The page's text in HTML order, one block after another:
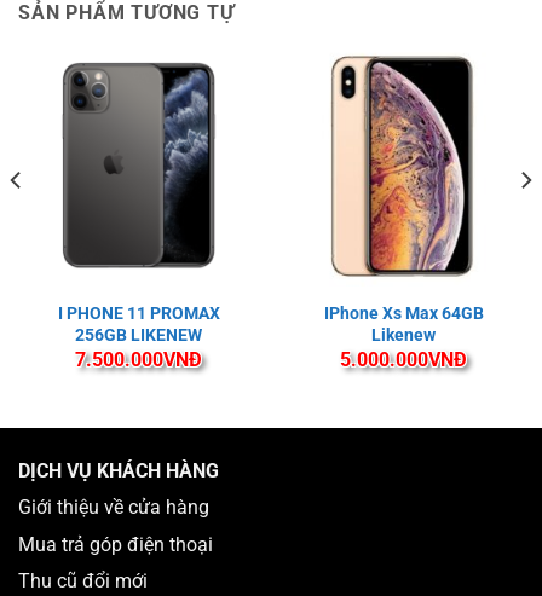
SẢN PHẨM TƯƠNG TỰ
I PHONE 11 PROMAX
256GB LIKENEW
7.500.000VNĐ
IPhone Xs Max 64GB
Likenew
5.000.000VNĐ
DỊCH VỤ KHÁCH HÀNG
Giới thiệu về cửa hàng
Mua trả góp điện thoại
Thu cũ đổi mới